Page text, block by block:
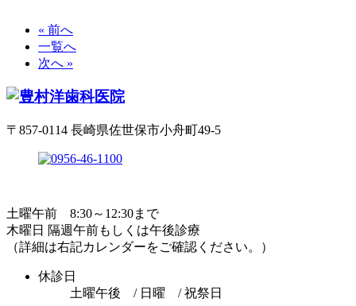
« 前へ
一覧へ
次へ »
〒857-0114 長崎県佐世保市小舟町49-5
土曜午前 8:30～12:30まで
木曜日 隔週午前もしくは午後診療
（詳細は右記カレンダーをご確認ください。）
休診日
土曜午後 / 日曜 / 祝祭日